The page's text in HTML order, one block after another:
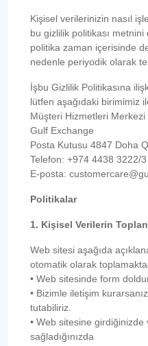
Kişisel verilerinizin nasıl
bu gizlilik politikası
politika zaman içerisinde
nedenle periyodik olarak
İşbu Gizlilik Politikasına
lütfen aşağıdaki birimimiz
Müşteri Hizmetleri Merkezi
Gulf Exchange
Posta Kutusu 4847 Doha
Telefon: +974 4438 3222/3
E-posta:
Politikalar
1. Kişisel Verilerin
Web sitesi aşağıda
otomatik olarak
• Web sitesinde form
• Bizimle iletişim
tutabiliriz.
• Web sitesine
sağladığınızda